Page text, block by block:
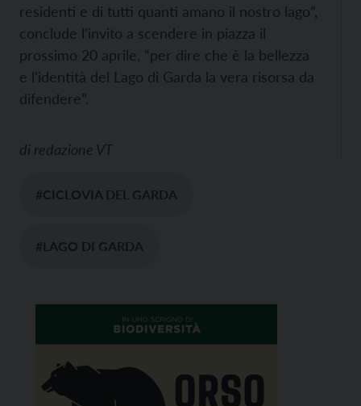
residenti e di tutti quanti amano il nostro lago”,
conclude l’invito a scendere in piazza il
prossimo 20 aprile, “per dire che è la bellezza
e l’identità del Lago di Garda la vera risorsa da
difendere”.
di redazione VT
#CICLOVIA DEL GARDA
#LAGO DI GARDA